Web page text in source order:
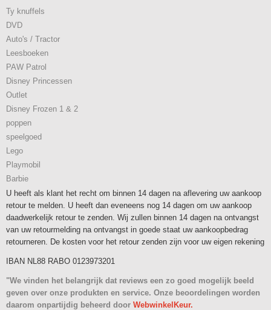
Ty knuffels
DVD
Auto's / Tractor
Leesboeken
PAW Patrol
Disney Princessen
Outlet
Disney Frozen 1 & 2
poppen
speelgoed
Lego
Playmobil
Barbie
U heeft als klant het recht om binnen 14 dagen na aflevering uw aankoop
retour te melden. U heeft dan eveneens nog 14 dagen om uw aankoop
daadwerkelijk retour te zenden. Wij zullen binnen 14 dagen na ontvangst
van uw retourmelding na ontvangst in goede staat uw aankoopbedrag
retourneren. De kosten voor het retour zenden zijn voor uw eigen rekening
IBAN NL88 RABO 0123973201
"We vinden het belangrijk dat reviews een zo goed mogelijk beeld
geven over onze produkten en service. Onze beoordelingen worden
daarom onpartijdig beheerd door WebwinkelKeur.